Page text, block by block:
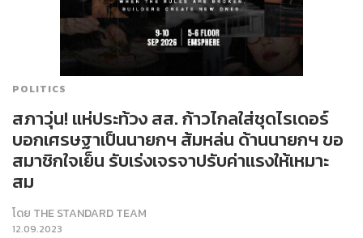
POLITICS
สภาวุ่น! แห่ประท้วง สส. ก้าวไกลใส่ชุดไรเดอร์
บอกเศรษฐาเป็นนายกฯ ส้มหล่น ด้านนายกฯ ขอ
สมาชิกใจเย็น รับเร่งเจรจาปรับค่าแรงให้เหมาะ
สม
โดย THE STANDARD TEAM
12.09.2023